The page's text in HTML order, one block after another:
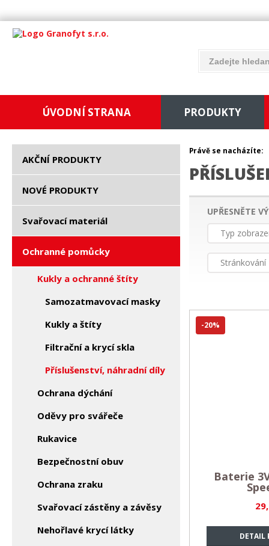
ÚVODNÍ STRANA PRODUKTY
AKČNÍ PRODUKTY
NOVÉ PRODUKTY
Svařovací materiál
Ochranné pomůcky
Kukly a ochranné štíty
Samozatmavovací masky
Kukly a štíty
Filtrační a krycí skla
Příslušenství, náhradní díly
Ochrana dýchání
Oděvy pro svářeče
Rukavice
Bezpečnostní obuv
Ochrana zraku
Svařovací zástěny a závěsy
Nehořlavé krycí látky
Právě se nacházíte:
UPŘESNĚTE
Typ
Stránkování
DETAIL
Baterie
-20%